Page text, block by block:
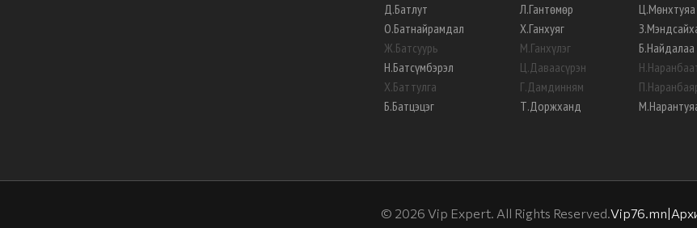
Д.Батлут
О.Батнайрамдал
Ж.Батсуурь
Н.Батсүмбэрэл
Х.Баттулга
Б.Батцэцэг
Л.Гантөмөр
Х.Ганхуяг
М.Ганхүлэг
Ц.Даваасүрэн
Г.Дамдинням
Т.Доржханд
Ц.Мөнхтуяа
З.
Б.Найдалаа
Н.
П.
М.
© 2026 Vip Expert. All Rights Reserved.Vip76.mn